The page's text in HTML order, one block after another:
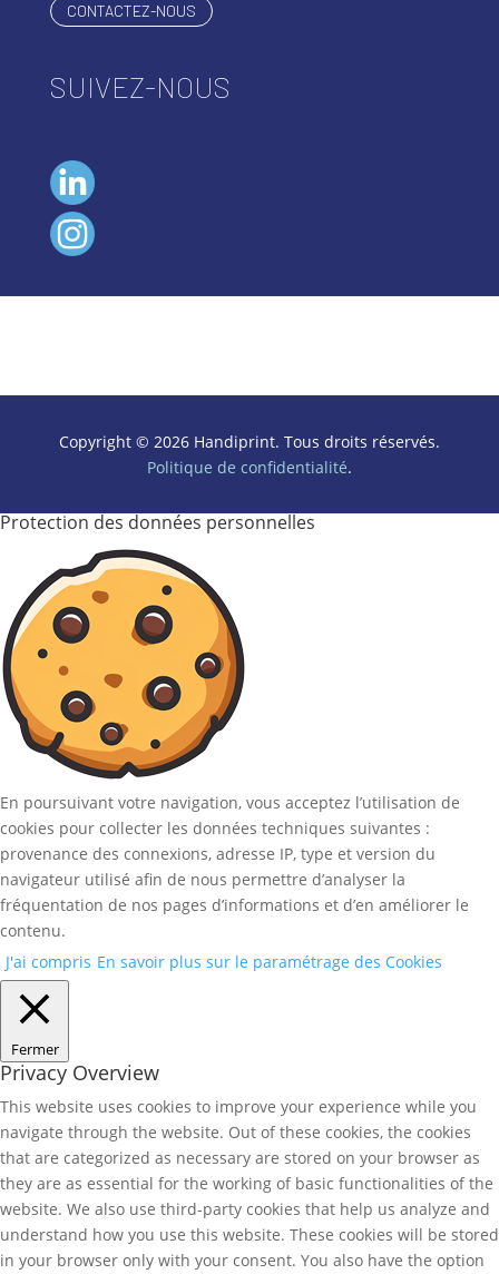
CONTACTEZ-NOUS
SUIVEZ-NOUS
Copyright © 2026 Handiprint. Tous droits réservés.
Politique de confidentialité.
Protection des données personnelles
En poursuivant votre navigation, vous acceptez l’utilisation de
cookies pour collecter les données techniques suivantes :
provenance des connexions, adresse IP, type et version du
navigateur utilisé afin de nous permettre d’analyser la
fréquentation de nos pages d’informations et d’en améliorer le
contenu.
J'ai compris En savoir plus sur le paramétrage des Cookies
Fermer
Privacy Overview
This website uses cookies to improve your experience while you
navigate through the website. Out of these cookies, the cookies
that are categorized as necessary are stored on your browser as
they are as essential for the working of basic functionalities of the
website. We also use third-party cookies that help us analyze and
understand how you use this website. These cookies will be stored
in your browser only with your consent. You also have the option